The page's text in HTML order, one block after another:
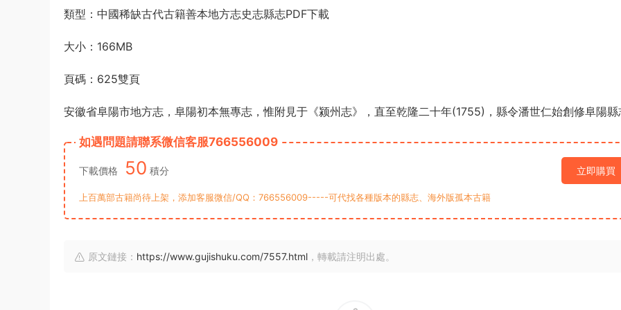
類型：中國稀缺古代古籍善本地方志史志縣志PDF下載
大小：166MB
頁碼：625雙頁
安徽省阜陽市地方志，阜陽初本無專志，惟附見于《颍州志》，直至乾隆二十年(1755)，縣令潘世仁始創修阜陽縣
如遇問題請聯系微信客服766556009
下載價格 50 積分 立即購買
上百萬部古籍尚待上架，添加客服微信/QQ：766556009-----可代找各種版本的縣志、海外版孤本古籍
原文鏈接： https://www.gujishuku.com/7557.html ，轉載請注明出處。